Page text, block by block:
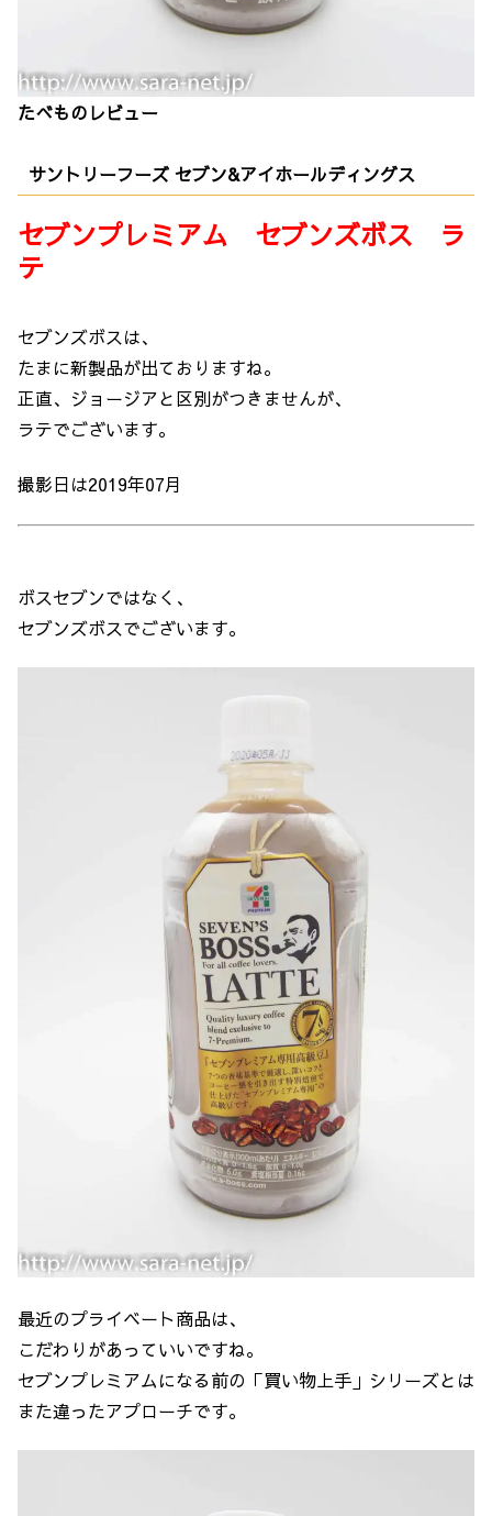
たべものレビュー
サントリーフーズ セブン&アイホールディングス
セブンプレミアム セブンズボス ラ
テ
セブンズボスは、
たまに新製品が出ておりますね。
正直、ジョージアと区別がつきませんが、
ラテでございます。
撮影日は2019年07月
ボスセブンではなく、
セブンズボスでございます。
最近のプライベート商品は、
こだわりがあっていいですね。
セブンプレミアムになる前の「買い物上手」シリーズとは
また違ったアプローチです。